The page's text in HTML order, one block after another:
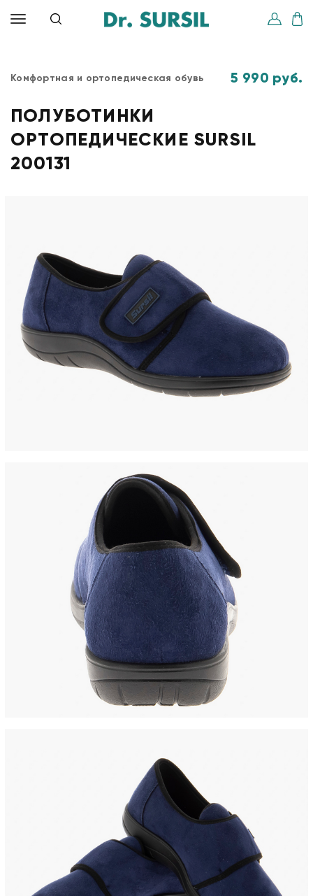
Комфортная и ортопедическая обувь 5 990 руб.
ПОЛУБОТИНКИ
ОРТОПЕДИЧЕСКИЕ SURSIL
200131